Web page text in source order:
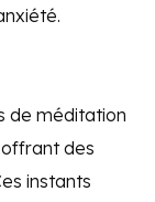
de méditation
offrant des
instants